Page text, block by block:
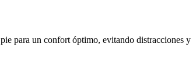
para un confort óptimo, evitando distracciones y